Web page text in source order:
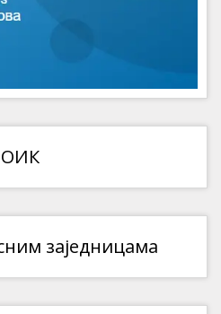
ОИК
заједницама